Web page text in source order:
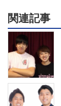
関連記事